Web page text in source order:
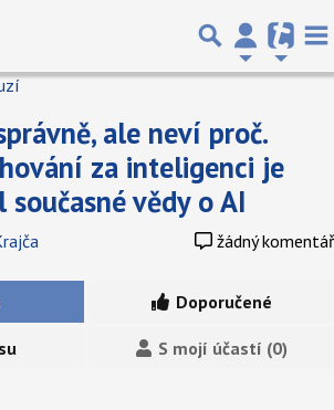
ale neví proč.
za inteligenci je
vědy o AI
žádný komentář
Doporučené
S mojí účastí (0)